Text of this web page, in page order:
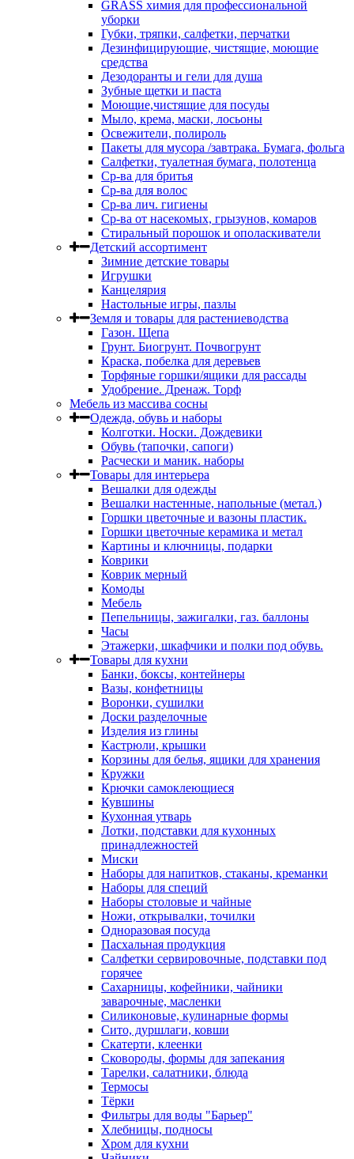
GRASS химия для профессиональной
уборки
Губки, тряпки, салфетки, перчатки
Дезинфицирующие, чистящие, моющие
средства
Дезодоранты и гели для душа
Зубные щетки и паста
Моющие,чистящие для посуды
Мыло, крема, маски, лосьоны
Освежители, полироль
Пакеты для мусора /завтрака. Бумага, фольга
Салфетки, туалетная бумага, полотенца
Ср-ва для бритья
Ср-ва для волос
Ср-ва лич. гигиены
Ср-ва от насекомых, грызунов, комаров
Стиральный порошок и ополаскиватели
Детский ассортимент
Зимние детские товары
Игрушки
Канцелярия
Настольные игры, пазлы
Земля и товары для растениеводства
Газон. Щепа
Грунт. Биогрунт. Почвогрунт
Краска, побелка для деревьев
Торфяные горшки/ящики для рассады
Удобрение. Дренаж. Торф
Мебель из массива сосны
Одежда, обувь и наборы
Колготки. Носки. Дождевики
Обувь (тапочки, сапоги)
Расчески и маник. наборы
Товары для интерьера
Вешалки для одежды
Вешалки настенные, напольные (метал.)
Горшки цветочные и вазоны пластик.
Горшки цветочные керамика и метал
Картины и ключницы, подарки
Коврики
Коврик мерный
Комоды
Мебель
Пепельницы, зажигалки, газ. баллоны
Часы
Этажерки, шкафчики и полки под обувь.
Товары для кухни
Банки, боксы, контейнеры
Вазы, конфетницы
Воронки, сушилки
Доски разделочные
Изделия из глины
Кастрюли, крышки
Корзины для белья, ящики для хранения
Кружки
Крючки самоклеющиеся
Кувшины
Кухонная утварь
Лотки, подставки для кухонных
принадлежностей
Миски
Наборы для напитков, стаканы, креманки
Наборы для специй
Наборы столовые и чайные
Ножи, открывалки, точилки
Одноразовая посуда
Пасхальная продукция
Салфетки сервировочные, подставки под
горячее
Сахарницы, кофейники, чайники
заварочные, масленки
Силиконовые, кулинарные формы
Сито, дуршлаги, ковши
Скатерти, клеенки
Сковороды, формы для запекания
Тарелки, салатники, блюда
Термосы
Тёрки
Фильтры для воды "Барьер"
Хлебницы, подносы
Хром для кухни